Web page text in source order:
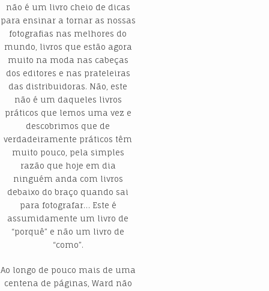
não é um livro cheio de dicas
para ensinar a tornar as nossas
fotografias nas melhores do
mundo, livros que estão agora
muito na moda nas cabeças
dos editores e nas prateleiras
das distribuidoras. Não, este
não é um daqueles livros
práticos que lemos uma vez e
descobrimos que de
verdadeiramente práticos têm
muito pouco, pela simples
razão que hoje em dia
ninguém anda com livros
debaixo do braço quando sai
para fotografar… Este é
assumidamente um livro de
“porquê” e não um livro de
“como”.
Ao longo de pouco mais de uma
centena de páginas, Ward não